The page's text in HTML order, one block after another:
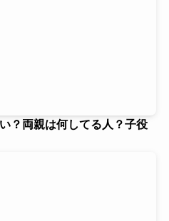
？両親は何してる人？子役